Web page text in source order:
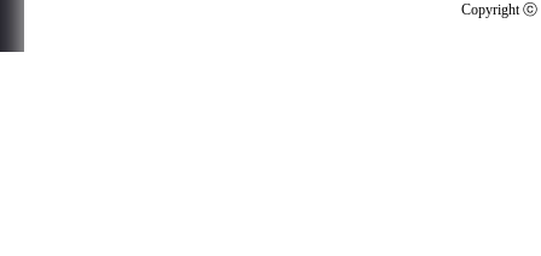
Copyright ⓒ